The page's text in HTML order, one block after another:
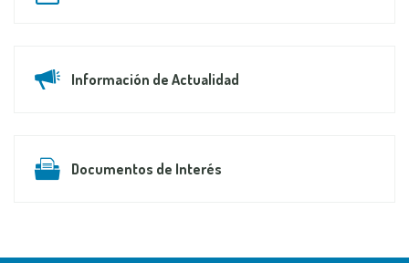
Información de Actualidad
Documentos de Interés